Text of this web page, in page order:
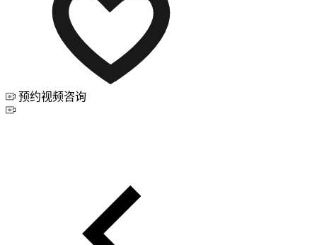
预约视频咨询